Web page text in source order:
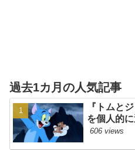
過去1カ月の人気記事
『トムと
を個人的
606 views